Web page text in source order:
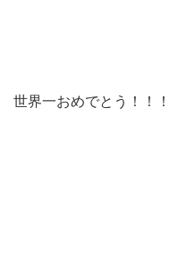
世界一おめでとう！！！